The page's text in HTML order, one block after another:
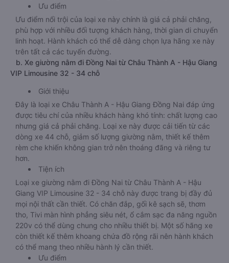
Ưu điểm
Ưu điểm nổi trội của loại xe này chính là giá cả phải chăng,
phù hợp với nhiều đối tượng khách hàng, thời gian di chuyển
linh hoạt. Hành khách có thể dễ dàng chọn lựa hãng xe này
trên tất cả các tuyến đường.
b. Xe giường nằm đi Đồng Nai từ Châu Thành A - Hậu Giang
VIP Limousine 32 - 34 chỗ
Giới thiệu
Đây là loại xe Châu Thành A - Hậu Giang Đồng Nai đáp ứng
được tiêu chí của nhiều khách hàng khó tính: chất lượng cao
nhưng giá cả phải chăng. Loại xe này được cải tiến từ các
dòng xe 44 chỗ, giảm số lượng giường nằm, thiết kế thêm
rèm che khiến không gian trở nên thoáng đãng và riêng tư
hơn.
Tiện ích
Loại xe giường nằm đi Đồng Nai từ Châu Thành A - Hậu
Giang VIP Limousine 32 - 34 chỗ này được trang bị đầy đủ
mọi nội thất cần thiết. Có chăn đắp, gối kê sạch sẽ, thơm
tho, Tivi màn hình phẳng siêu nét, ổ cắm sạc đa năng nguồn
220v có thể dùng chung cho nhiều thiết bị. Một số hãng xe
còn thiết kế thêm khoang chứa đồ rộng rãi nên hành khách
có thể mang theo nhiều hành lý cần thiết.
Ưu điểm